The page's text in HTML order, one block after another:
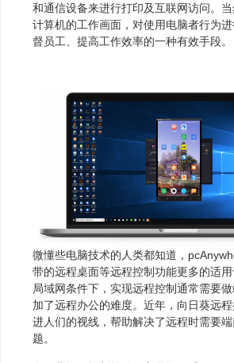
和通信设备来进行打印及互联网访问。
计算机的工作画面，对使用电脑者行为
督员工、提高工作效率的一种有效手段。
微懂些电脑技术的人类都知道，
带的远程桌面等远程控制功能更多的适用
局域网条件下，实现远程控制通常需要
加了远程办公的难度。近年，向日葵远
进人们的视线，帮助解决了远程时需要
题。